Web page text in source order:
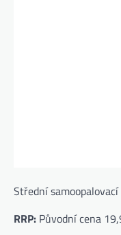
Střední
RRP: Původní cena